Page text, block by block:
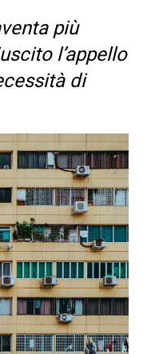
più
l’appello
di